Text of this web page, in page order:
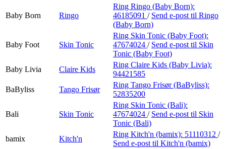
Baby Born Ringo
Ring Ringo (Baby Born):
46185091 / Send e-post til Ringo
(Baby Born)
Baby Foot Skin Tonic
Ring Skin Tonic (Baby Foot):
47674024 / Send e-post til Skin
Tonic (Baby Foot)
Baby Livia
Claire Kids
Ring Claire Kids (Baby Livia):
94421585
BaByliss
Tango Frisør
Ring Tango Frisør (BaByliss):
52835200
Bali Skin Tonic
Ring Skin Tonic (Bali):
47674024 / Send e-post til Skin
Tonic (Bali)
bamix
Kitch'n
Ring Kitch'n (bamix): 51110312 /
Send e-post til Kitch'n (bamix)